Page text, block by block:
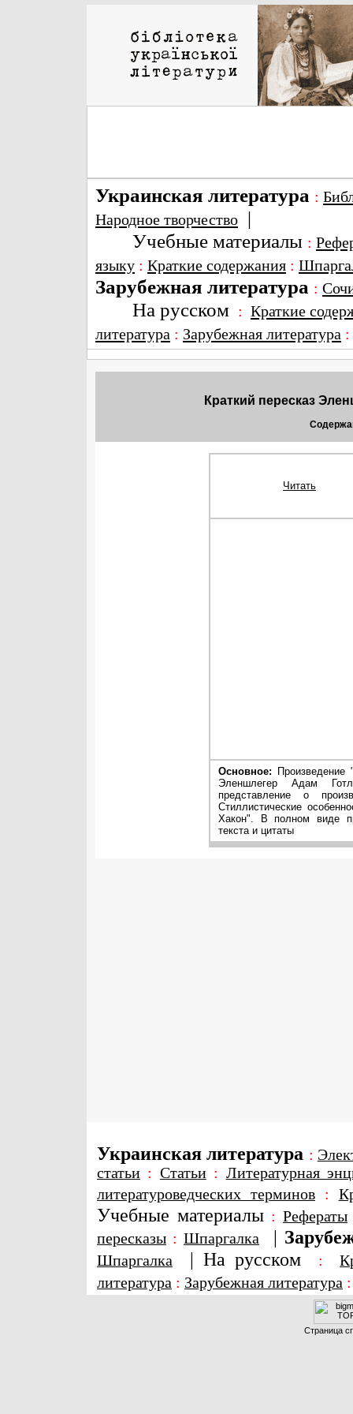
Украинская литература :
Народное творчество |
Учебные материалы :
языку : Краткие содержания :
Зарубежная литература :
На русском : Краткие
литература : Зарубежная литература
Краткий пересказ
Читать
Основное:
Произведение
Эленшлегер Адам
представление о
Стиллистические
Хакон". В полном виде
текста и цитаты
Украинская литература :
статьи : Статьи: Литературная
литературоведческих терминов:
Учебные материалы : Рефераты
пересказы : Шпаргалка |
Шпаргалка | На русском :
литература : Зарубежная литература
Страница